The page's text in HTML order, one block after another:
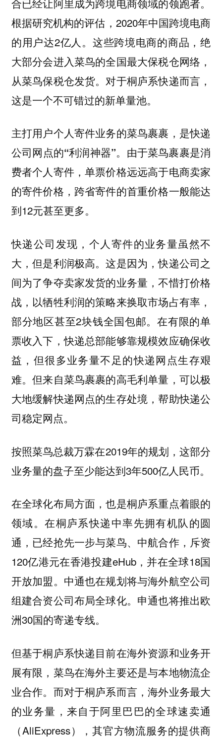
根据研究机构的评估，2020年中国跨境电商
的用户达2亿人。这些跨境电商的商品，绝
大部分会进入菜鸟的全国最大保税仓网络，
从菜鸟保税仓发货。对于桐庐系快递而言，
这是一个不可错过的新单量池。
主打用户个人寄件业务的菜鸟裹裹，是快递
公司网点的“利润神器”。由于菜鸟裹裹是消
费者个人寄件，单票价格远远高于电商卖家
的寄件价格，跨省寄件的首重价格一般能达
到12元甚至更多。
快递公司发现，个人寄件的业务量虽然不
大，但是利润极高。这是因为，快递公司之
间为了争夺卖家发货的业务量，不惜打价格
战，以牺牲利润的策略来换取市场占有率，
部分地区甚至2块钱全国包邮。在有限的单
票收入下，快递总部能够靠规模效应确保收
益，但很多业务量不足的快递网点生存艰
难。但来自菜鸟裹裹的高毛利单量，可以极
大地缓解快递网点的生存处境，帮助快递公
司稳定网点。
按照菜鸟总裁万霖在2019年的规划，这部分
业务量的盘子至少能达到3年500亿人民币。
在全球化布局方面，也是桐庐系重点着眼的
领域。在桐庐系快递中率先拥有机队的圆
通，已经抢先一步与菜鸟、中航合作，斥资
120亿港元在香港投建eHub，并在全球18国
开放加盟。中通也在规划将与海外航空公司
组建合资公司布局全球化。申通也将推出欧
洲30国的寄递专线。
但基于桐庐系快递目前在海外资源和业务开
展有限，菜鸟在海外主要还是与本地物流企
业合作。而对于桐庐系而言，海外业务最大
的业务量，来自于阿里巴巴的全球速卖通
（AliExpress），其官方物流服务的提供商